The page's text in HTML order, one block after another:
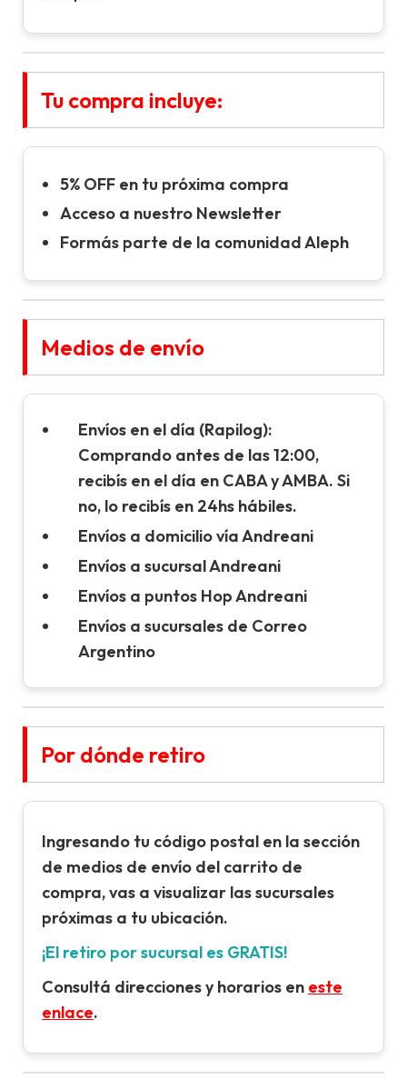
Tu compra incluye:
5% OFF en tu próxima compra
Acceso a nuestro Newsletter
Formás parte de la comunidad Aleph
Medios de envío
Envíos en el día (Rapilog):
Comprando antes de las 12:00,
recibís en el día en CABA y AMBA. Si
no, lo recibís en 24hs hábiles.
Envíos a domicilio vía Andreani
Envíos a sucursal Andreani
Envíos a puntos Hop Andreani
Envíos a sucursales de Correo
Argentino
Por dónde retiro
Ingresando tu código postal en la sección
de medios de envío del carrito de
compra, vas a visualizar las sucursales
próximas a tu ubicación.
¡El retiro por sucursal es GRATIS!
Consultá direcciones y horarios en este
enlace.